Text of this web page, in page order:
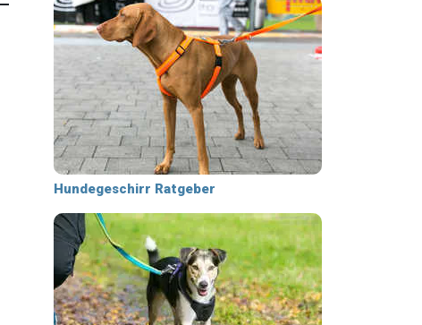
Hundegeschirr Ratgeber